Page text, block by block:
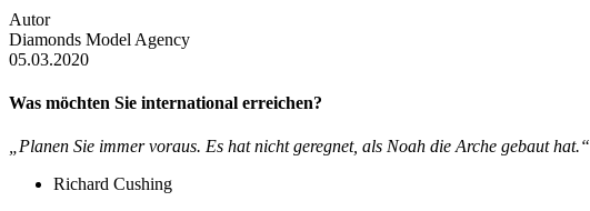
Autor
Diamonds Model Agency
05.03.2020
Was möchten Sie international erreichen?
„Planen Sie immer voraus. Es hat nicht geregnet, als Noah die Arche gebaut hat.“
Richard Cushing